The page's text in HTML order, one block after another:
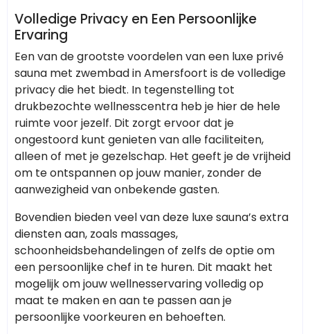
Volledige Privacy en Een Persoonlijke
Ervaring
Een van de grootste voordelen van een luxe privé
sauna met zwembad in Amersfoort is de volledige
privacy die het biedt. In tegenstelling tot
drukbezochte wellnesscentra heb je hier de hele
ruimte voor jezelf. Dit zorgt ervoor dat je
ongestoord kunt genieten van alle faciliteiten,
alleen of met je gezelschap. Het geeft je de vrijheid
om te ontspannen op jouw manier, zonder de
aanwezigheid van onbekende gasten.
Bovendien bieden veel van deze luxe sauna’s extra
diensten aan, zoals massages,
schoonheidsbehandelingen of zelfs de optie om
een persoonlijke chef in te huren. Dit maakt het
mogelijk om jouw wellnesservaring volledig op
maat te maken en aan te passen aan je
persoonlijke voorkeuren en behoeften.